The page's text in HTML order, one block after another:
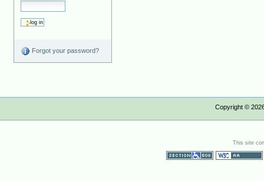
Forgot your password?
Copyright ©
This site